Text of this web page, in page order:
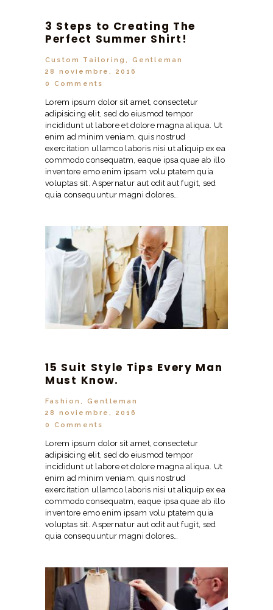
3 Steps to Creating The
Perfect Summer Shirt!
Custom Tailoring, Gentleman
28 noviembre, 2016
0
Comments
Lorem ipsum dolor sit amet, consectetur
adipisicing elit, sed do eiusmod tempor
incididunt ut labore et dolore magna aliqua. Ut
enim ad minim veniam, quis nostrud
exercitation ullamco laboris nisi ut aliquip ex ea
commodo consequatm, eaque ipsa quae ab illo
inventore emo enim ipsam volu ptatem quia
voluptas sit. Aspernatur aut odit aut fugit, sed
quia consequuntur magni dolores…
15 Suit Style Tips Every Man
Must Know.
Fashion
Gentleman
28 noviembre, 2016
0
Comments
Lorem ipsum dolor sit amet, consectetur
adipisicing elit, sed do eiusmod tempor
incididunt ut labore et dolore magna aliqua. Ut
enim ad minim veniam, quis nostrud
exercitation ullamco laboris nisi ut aliquip ex ea
commodo consequatm, eaque ipsa quae ab illo
inventore emo enim ipsam volu ptatem quia
voluptas sit. Aspernatur aut odit aut fugit, sed
quia consequuntur magni dolores…